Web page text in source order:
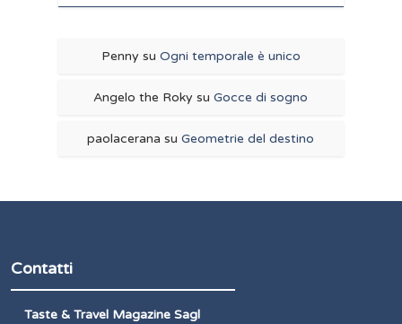
Penny su Ogni temporale è unico
Angelo the Roky suGocce di sogno
paolacerana suGeometrie del destino
Contatti
Taste & Travel Magazine Sagl